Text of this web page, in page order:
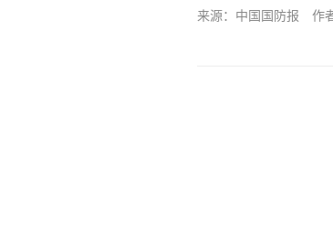
来源：中国国防报 作